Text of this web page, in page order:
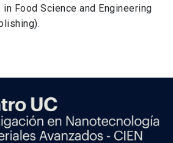
in Food Science and Engineering